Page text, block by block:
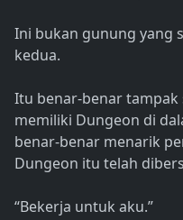
Ini bukan gunung yang
kedua.
Itu benar-benar
memiliki Dungeon di
benar-benar menarik
Dungeon itu telah
“Bekerja untuk aku.”